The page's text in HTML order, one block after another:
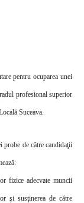
pentru ocuparea unei
profesional superior
Suceava
probe de către candidaţii
fizice adecvate muncii
şi susţinerea de către